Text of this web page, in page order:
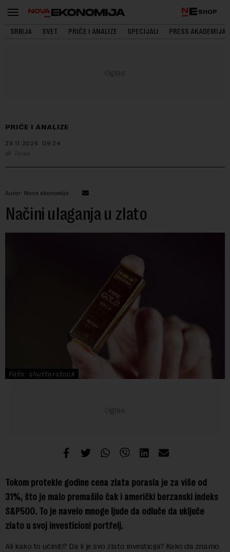
SHOP
SRBIJA SVET PRIČE I ANALIZE SPECIJALI PRESS AKADEMIJA
PRIČE I ANALIZE
29.11.2024. 09:24
Tavex
Autor: Nova ekonomija
Načini ulaganja u zlato
Foto: shutterstock
Tokom protekle godine cena zlata porasla je za više od
31%, što je malo premašilo čak i američki berzanski indeks
S&P500. To je navelo mnoge ljude da odluče da uključe
zlato u svoj investicioni portfelj.
Ali kako to učiniti? Da li je svo zlato investicija? Kako da znamo